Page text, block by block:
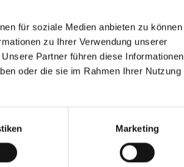
für soziale Medien anbieten zu können
zu Ihrer Verwendung unserer
Partner führen diese Informationen
oder die sie im Rahmen Ihrer Nutzung
Marketing